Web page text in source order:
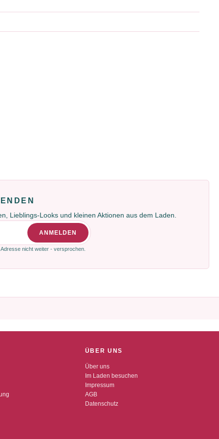
Lieblings-Looks und kleinen Aktionen aus dem Laden.
ANMELDEN
nicht weiter - versprochen.
ÜBER UNS
Über uns
Im Laden besuchen
Impressum
AGB
Datenschutz